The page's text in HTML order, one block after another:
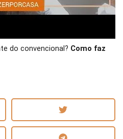
do convencional? Como faz